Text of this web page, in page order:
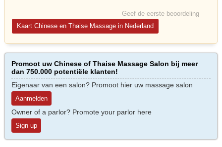
Geef de eerste beoordeling
Kaart Chinese en Thaise Massage in Nederland
Promoot uw Chinese of Thaise Massage Salon bij meer
dan 750.000 potentiële klanten!
Eigenaar van een salon? Promoot hier uw massage salon
Aanmelden
Owner of a parlor? Promote your parlor here
Sign up